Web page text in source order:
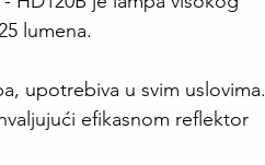
lumena.
upotrebiva u svim uslovima.
efikasnom reflektor